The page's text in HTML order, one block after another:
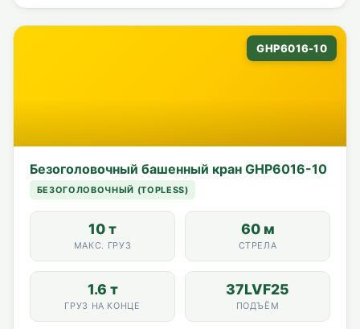
GHP6016-10
Безоголовочный башенный кран GHP6016-10
БЕЗОГОЛОВОЧНЫЙ (TOPLESS)
10 т
МАКС. ГРУЗ
60 м
СТРЕЛА
1.6 т
ГРУЗ НА КОНЦЕ
37LVF25
ПОДЪЁМ